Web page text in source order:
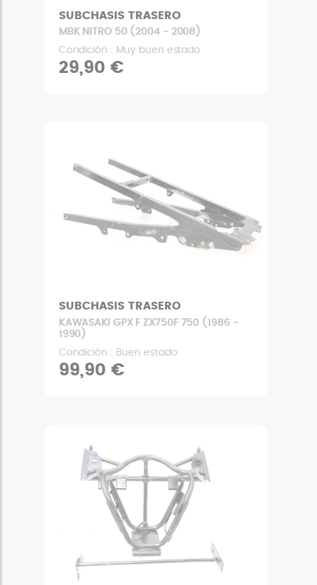
SUBCHASIS TRASERO
MBK NITRO 50 (2004 - 2008)
Condición : Muy buen estado
29,90 €
SUBCHASIS TRASERO
KAWASAKI GPX F ZX750F 750 (1986 -
1990)
Condición : Buen estado
99,90 €